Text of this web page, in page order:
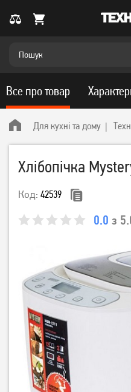
Для кухні та дому
Хлібопічка
Код: 42539
0.0 з
Все про товар